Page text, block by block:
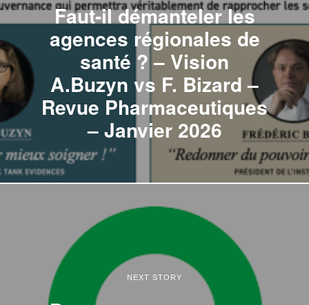
Faut-il démanteler les
agences régionales de
santé ? – Vision
A.Buzyn vs F. Bizard –
Revue Pharmaceutiques
– Janvier 2026
NEXT STORY